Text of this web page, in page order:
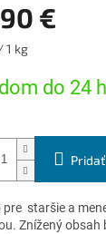
€
1 kg
do 24
pre staršie a
Znížený obsah